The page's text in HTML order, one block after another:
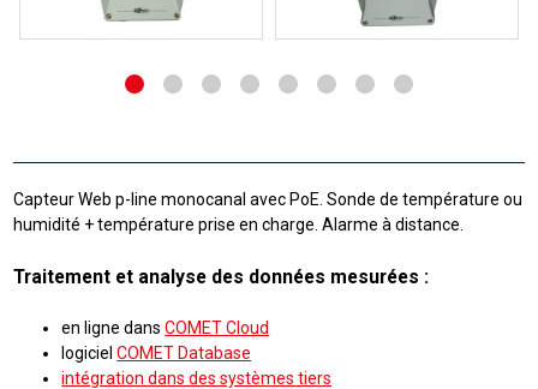
Capteur Web p-line monocanal avec PoE. Sonde de température ou
humidité + température prise en charge. Alarme à distance.
Traitement et analyse des données mesurées :
en ligne dansCOMET Cloud
logicielCOMET Database
intégration dans des systèmes tiers